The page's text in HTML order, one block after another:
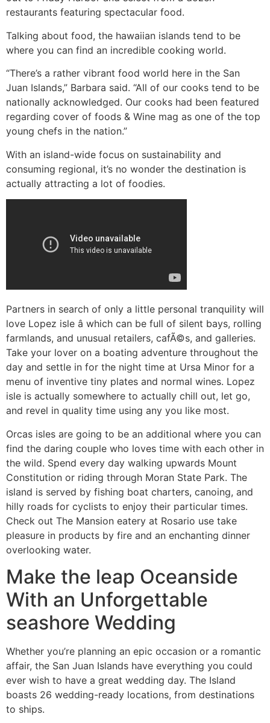
restaurants featuring spectacular food.
Talking about food, the hawaiian islands tend to be
where you can find an incredible cooking world.
“There’s a rather vibrant food world here in the San
Juan Islands,” Barbara said. “All of our cooks tend to be
nationally acknowledged. Our cooks had been featured
regarding cover of foods & Wine mag as one of the top
young chefs in the nation.”
With an island-wide focus on sustainability and
consuming regional, it’s no wonder the destination is
actually attracting a lot of foodies.
Partners in search of only a little personal tranquility will
love Lopez isle â which can be full of silent bays, rolling
farmlands, and unusual retailers, cafÃ©s, and galleries.
Take your lover on a boating adventure throughout the
day and settle in for the night time at Ursa Minor for a
menu of inventive tiny plates and normal wines. Lopez
isle is actually somewhere to actually chill out, let go,
and revel in quality time using any you like most.
Orcas isles are going to be an additional where you can
find the daring couple who loves time with each other in
the wild. Spend every day walking upwards Mount
Constitution or riding through Moran State Park. The
island is served by fishing boat charters, canoing, and
hilly roads for cyclists to enjoy their particular times.
Check out The Mansion eatery at Rosario use take
pleasure in products by fire and an enchanting dinner
overlooking water.
Make the leap Oceanside
With an Unforgettable
seashore Wedding
Whether you’re planning an epic occasion or a romantic
affair, the San Juan Islands have everything you could
ever wish to have a great wedding day. The Island
boasts 26 wedding-ready locations, from destinations
to ships.